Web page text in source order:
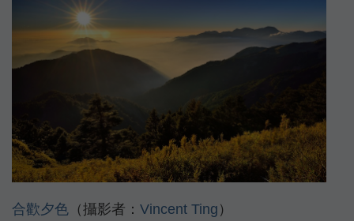
合歡夕色 （攝影者： Vincent Ting ）